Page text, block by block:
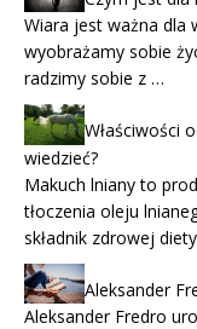
Wiara jest ważna dla
wyobrażamy sobie
radzimy sobie z …
Właściwości
wiedzieć?
Makuch lniany to
tłoczenia oleju
składnik zdrowej
Aleksander
Aleksander Fredro